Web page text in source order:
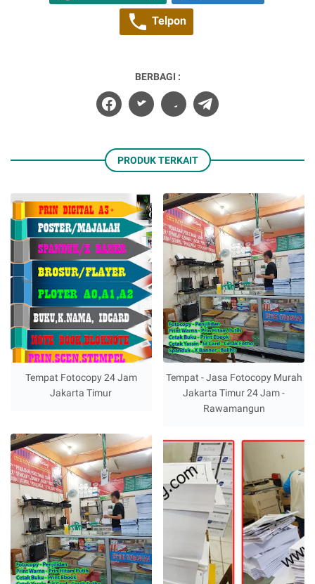
Telpon
BERBAGI :
PRODUK TERKAIT
Tempat Fotocopy 24 Jam
Jakarta Timur
Tempat - Jasa Fotocopy Murah
Jakarta Timur 24 Jam -
Rawamangun